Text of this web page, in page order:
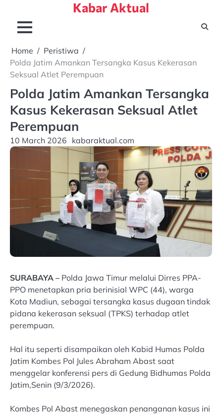
content
Kabar Aktual
Home
Peristiwa
Polda Jatim Amankan Tersangka Kasus Kekerasan
Seksual Atlet Perempuan
Polda Jatim Amankan Tersangka
Kasus Kekerasan Seksual Atlet
Perempuan
10 March 2026 kabaraktual.com
SURABAYA –Polda Jawa Timur melalui Dirres PPA-
PPO menetapkan pria berinisial WPC (44), warga
Kota Madiun, sebagai tersangka kasus dugaan tindak
pidana kekerasan seksual (TPKS) terhadap atlet
perempuan.
Hal itu seperti disampaikan oleh Kabid Humas Polda
Jatim Kombes Pol Jules Abraham Abast saat
menggelar konferensi pers di Gedung Bidhumas Polda
Jatim,Senin (9/3/2026).
Kombes Pol Abast menegaskan penanganan kasus ini